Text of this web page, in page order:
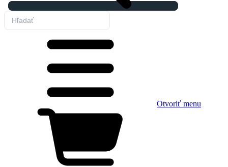
Otvoriť menu